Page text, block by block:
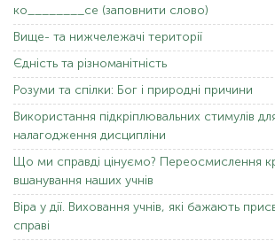
ко________се (заповнити слово)
Вище- та нижчележачі території
Єдність та різноманітність
Розуми та спілки: Бог і природні причини
Використання підкріплювальних стимулів
налагодження дисципліни
Що ми справді цінуємо? Переосмислення
вшанування наших учнів
Віра у дії. Виховання учнів, які бажають
справі